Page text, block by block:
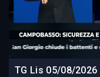
TG Lis 05/08/2026